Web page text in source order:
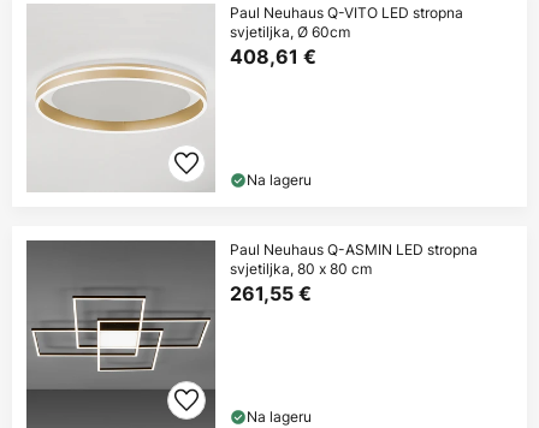
Paul Neuhaus Q-VITO LED stropna
svjetiljka, Ø 60cm
408,61 €
Na lageru
Paul Neuhaus Q-ASMIN LED stropna
svjetiljka, 80 x 80 cm
261,55 €
Na lageru